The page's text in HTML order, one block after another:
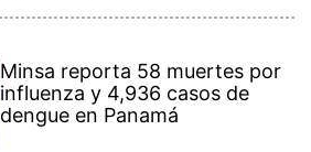
Minsa reporta 58 muertes por
influenza y 4,936 casos de
dengue en Panamá